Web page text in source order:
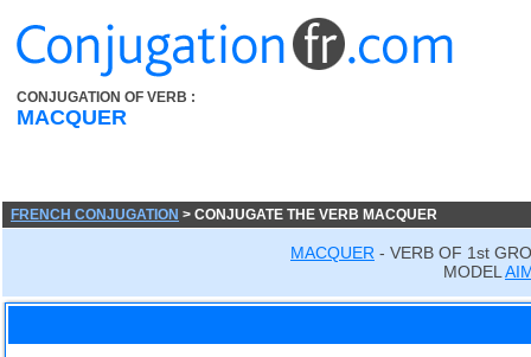
CONJUGATION OF VERB :
MACQUER
FRENCH CONJUGATION > CONJUGATE THE VERB MACQUER
MACQUER - VERB OF 1st
MODEL